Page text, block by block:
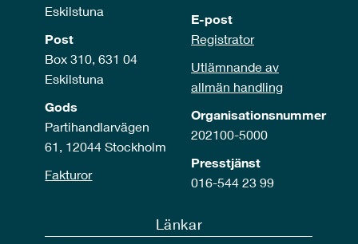
Eskilstuna
Post
Box 310, 631 04
Eskilstuna
Gods
Partihandlarvägen
61, 12044 Stockholm
Fakturor
E-post
Registrator
Utlämnande av
allmän handling
Organisationsnummer
202100-5000
Presstjänst
016-544 23 99
Länkar